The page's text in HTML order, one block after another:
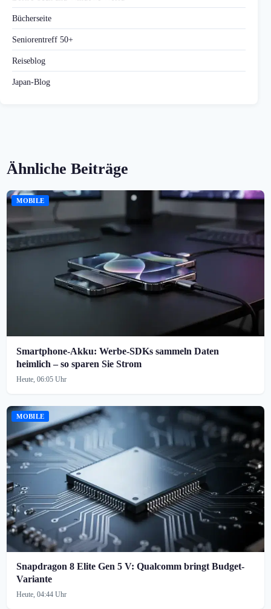
Bücherseite
Seniorentreff 50+
Reiseblog
Japan-Blog
Ähnliche Beiträge
MOBILE
Smartphone-Akku: Werbe-SDKs sammeln Daten
heimlich – so sparen Sie Strom
Heute, 06:05 Uhr
MOBILE
Snapdragon 8 Elite Gen 5 V: Qualcomm bringt Budget-
Variante
Heute, 04:44 Uhr